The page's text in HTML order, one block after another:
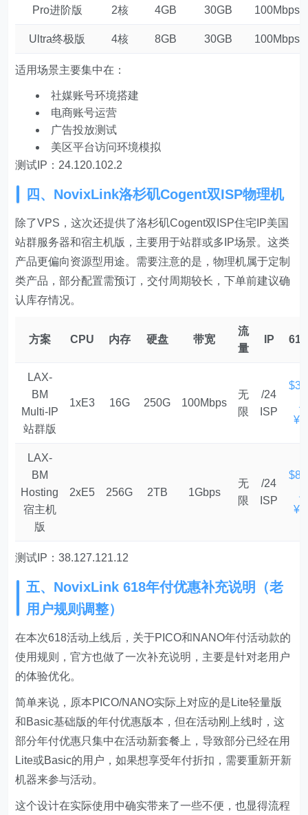
Pro进阶版 2核 4GB 30GB 100Mbps
Ultra终极版 4核 8GB 30GB 100Mbps
适用场景主要集中在：
社媒账号环境搭建
电商账号运营
广告投放测试
美区平台访问环境模拟
测试IP：24.120.102.2
四、NovixLink洛杉矶Cogent双ISP物理机
除了VPS，这次还提供了洛杉矶Cogent双ISP住宅IP美国
站群服务器和宿主机版，主要用于站群或多IP场景。这类
产品更偏向资源型用途。需要注意的是，物理机属于定制
类产品，部分配置需预订，交付周期较长，下单前建议确
认库存情况。
方案 CPU 内存 硬盘 带宽
流
量
IP
LAX-
BM
Multi-IP
站群版
1xE3 16G 250G 100Mbps
无
限
/24
ISP
LAX-
BM
Hosting
宿主机
版
2xE5 256G 2TB 1Gbps
无
限
/24
ISP
测试IP：38.127.121.12
五、NovixLink 618年付优惠补充说明（老
用户规则调整）
在本次618活动上线后，关于PICO和NANO年付活动款的
使用规则，官方也做了一次补充说明，主要是针对老用户
的体验优化。
简单来说，原本PICO/NANO实际上对应的是Lite轻量版
和Basic基础版的年付优惠版本，但在活动刚上线时，这
部分年付优惠只集中在活动新套餐上，导致部分已经在用
Lite或Basic的用户，如果想享受年付折扣，需要重新开新
机器来参与活动。
这个设计在实际使用中确实带来了一些不便，也显得流程